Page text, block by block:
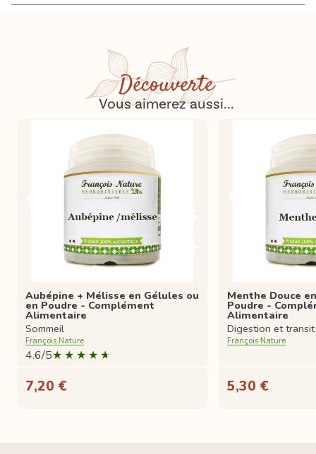
Découverte
Vous aimerez aussi...
Aubépine + Mélisse en Gélules ou
en Poudre - Complément
Alimentaire
Sommeil
François Nature
4.6/5
7,20 €
Menthe Douce
Poudre -
Alimentaire
Digestion et transit
François Nature
5,30 €